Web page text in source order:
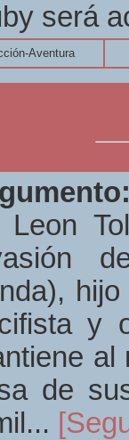
será
Aventura
Leon
y
al
de